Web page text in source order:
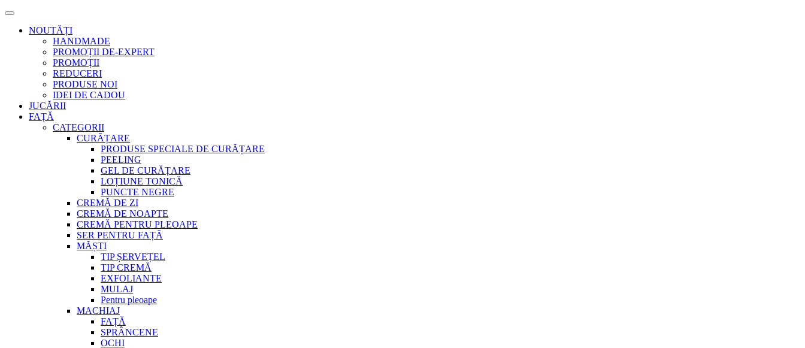
NOUTĂȚI
HANDMADE
PROMOȚII DE-EXPERT
PROMOȚII
REDUCERI
PRODUSE NOI
IDEI DE CADOU
JUCĂRII
FAȚĂ
CATEGORII
CURĂȚARE
PRODUSE SPECIALE DE CURĂȚARE
PEELING
GEL DE CURĂȚARE
LOȚIUNE TONICĂ
PUNCTE NEGRE
CREMĂ DE ZI
CREMĂ DE NOAPTE
CREMĂ PENTRU PLEOAPE
SER PENTRU FAȚĂ
MĂȘTI
TIP ȘERVEȚEL
TIP CREMĂ
EXFOLIANTE
MULAJ
Pentru pleoape
MACHIAJ
FAȚĂ
SPRÂNCENE
OCHI